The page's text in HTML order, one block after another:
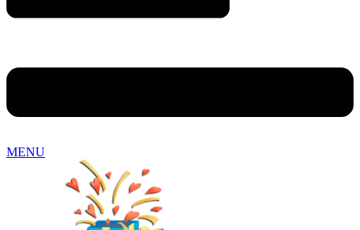
MENU